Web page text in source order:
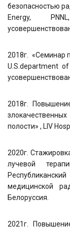
безопасностью
Energy,
2018г. «Семинар
U.S.department of
2018г.
полости» , LIV
2020г.
лучевой
медицинской
Белоруссия.
2021г.